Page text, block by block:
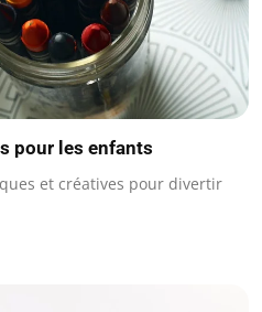
pour les enfants
et créatives pour divertir